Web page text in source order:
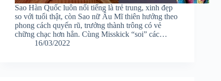
Sao Hàn Quốc luôn nổi tiếng là trẻ trung, xinh đẹp
so với tuổi thật, còn Sao nữ Âu Mĩ thiên hướng theo
phong cách quyến rũ, trưởng thành trông có vẻ
chững chạc hơn hẳn. Cùng Misskick “soi” các…
16/03/2022